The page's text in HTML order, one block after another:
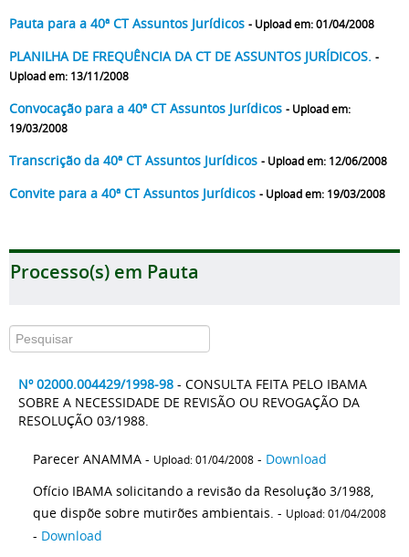
Pauta para a 40ª CT Assuntos Jurídicos - Upload em: 01/04/2008
PLANILHA DE FREQUÊNCIA DA CT DE ASSUNTOS JURÍDICOS. -
Upload em: 13/11/2008
Convocação para a 40ª CT Assuntos Jurídicos - Upload em:
19/03/2008
Transcrição da 40ª CT Assuntos Jurídicos - Upload em: 12/06/2008
Convite para a 40ª CT Assuntos Jurídicos - Upload em: 19/03/2008
Processo(s) em Pauta
Nº 02000.004429/1998-98 - CONSULTA FEITA PELO IBAMA
SOBRE A NECESSIDADE DE REVISÃO OU REVOGAÇÃO DA
RESOLUÇÃO 03/1988.
Parecer ANAMMA - Upload: 01/04/2008 - Download
Ofício IBAMA solicitando a revisão da Resolução 3/1988,
que dispõe sobre mutirões ambientais. - Upload: 01/04/2008
- Download